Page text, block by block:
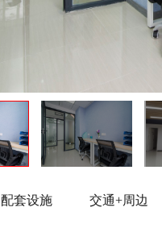
配套设施 交通+周边